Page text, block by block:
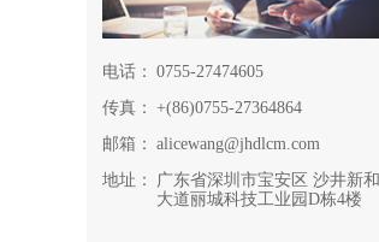
电话： 0755-27474605
传真： +(86)0755-27364864
邮箱： alicewang@jhdlcm.com
地址：
广东省深圳市宝安区 沙井新和
大道丽城科技工业园D栋4楼